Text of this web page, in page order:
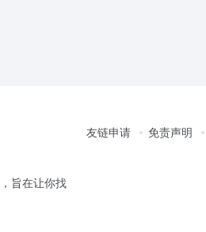
旨在让你找
友链申请 免责声明